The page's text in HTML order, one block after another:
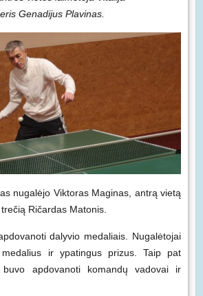
Genadijus Plavinas.
nugalėjo Viktoras Maginas, antrą vietą
Ričardas Matonis.
dalyvio medaliais. Nugalėtojai
ir ypatingus prizus. Taip pat
buvo apdovanoti komandų vadovai ir